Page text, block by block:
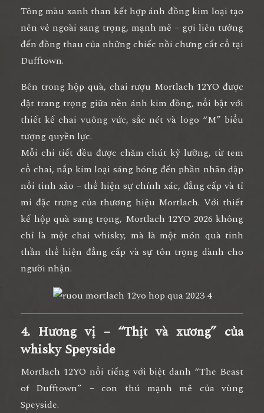
Tông màu xanh than kết hợp ánh đồng kim loại tạo
nên vẻ ngoài sang trọng, mạnh mẽ – gợi liên tưởng
đến đồng thau của những chiếc nồi chưng cất cổ tại
Dufftown.
Bên trong hộp quà, chai rượu Mortlach 12YO được
đặt trang trọng giữa nền ánh kim đồng, nổi bật với
thiết kế chai vuông vức, sắc nét và logo “M” biểu
tượng quyền lực.
Mỗi chi tiết đều được chăm chút kỹ lưỡng, từ tem
cổ chai, nắp kim loại sáng bóng đến phần nhãn dập
nổi tinh xảo – thể hiện sựchính xác, đẳng cấp và tỉ
mỉ đặc trưng của thương hiệu Mortlach. Với thiết
kế hộp quà sang trọng, Mortlach 12YO 2026 không
chỉ là một chai whisky, mà là một món quà tinh
thần thể hiện đẳng cấp và sự tôn trọng dành cho
người nhận.
4. Hương vị – “Thịt và xương” của
whisky Speyside
Mortlach 12YO nổi tiếng với biệt danh “The Beast
of Dufftown” – con thú mạnh mẽ của vùng
Speyside.